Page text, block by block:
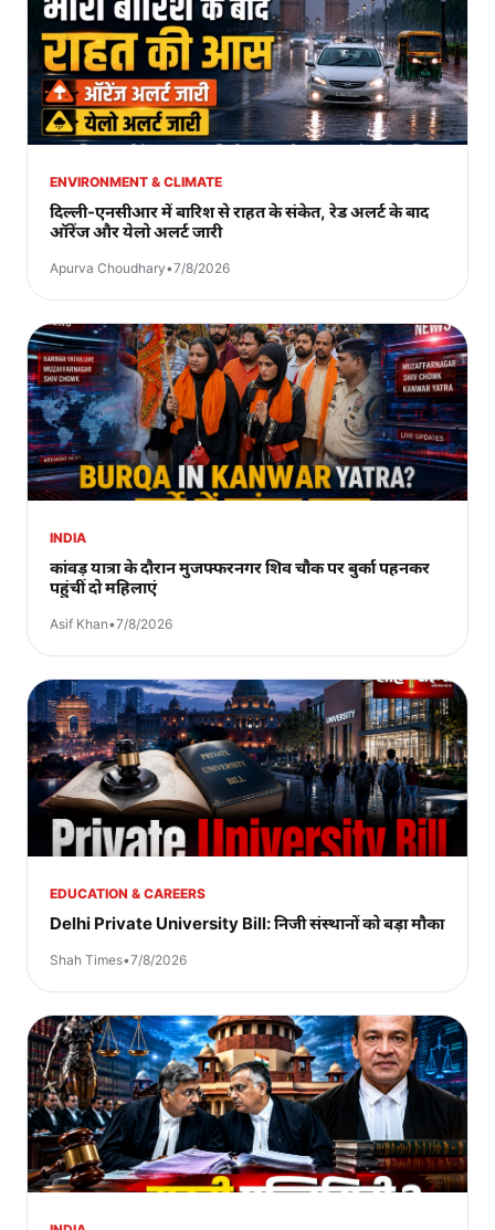
ENVIRONMENT & CLIMATE
दिल्ली-एनसीआर में बारिश से राहत के संकेत, रेड अलर्ट के बाद
ऑरेंज और येलो अलर्ट जारी
Apurva Choudhary•7/8/2026
INDIA
कांवड़ यात्रा के दौरान मुजफ्फरनगर शिव चौक पर बुर्का पहनकर
पहुंचीं दो महिलाएं
Asif Khan•7/8/2026
EDUCATION & CAREERS
Delhi Private University Bill: निजी संस्थानों को बड़ा मौका
Shah Times•7/8/2026